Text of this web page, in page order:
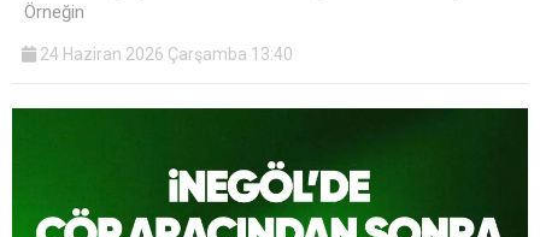
Örneğin
24 Haziran 2026 Çarşamba 13:40